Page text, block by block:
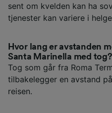
sent om kvelden kan ha
tjenester kan variere i
Hvor lang er avstanden
Santa Marinella med tog?
Tog som går fra Roma
tilbakelegger en avstand
reisen.